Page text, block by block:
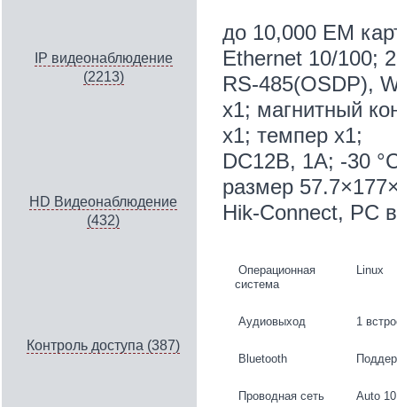
IP видеонаблюдение
(2213)
HD Видеонаблюдение
(432)
Контроль доступа (387)
до 10,000 EM
Ethernet 10/100;
RS-485(OSDP),
x1; магнитный
х1; темпер x1;
DC12В, 1А; -30
размер
Hik-Connect, PC
Операционная
система
Linux
Аудиовыход 1
Bluetooth
Проводная сеть Auto